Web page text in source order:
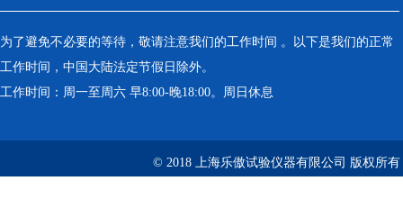
为了避免不必要的等待，敬请注意我们的工作时间 。以下是我们的正常
工作时间，中国大陆法定节假日除外。
工作时间：周一至周六 早8:00-晚18:00。周日休息
© 2018 上海乐傲试验仪器有限公司 版权所